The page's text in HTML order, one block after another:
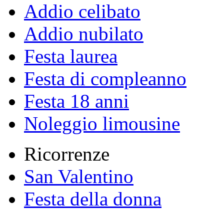
Addio celibato
Addio nubilato
Festa laurea
Festa di compleanno
Festa 18 anni
Noleggio limousine
Ricorrenze
San Valentino
Festa della donna